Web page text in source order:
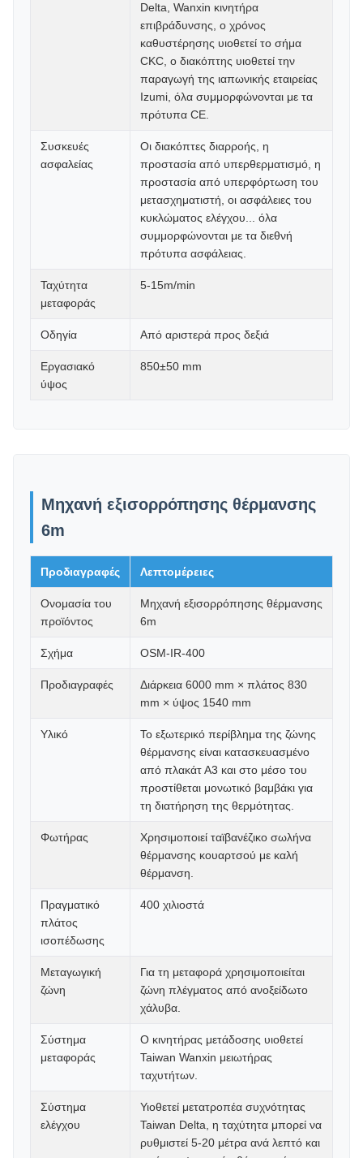
Delta, Wanxin κινητήρα
επιβράδυνσης, ο χρόνος
καθυστέρησης υιοθετεί το σήμα
CKC, ο διακόπτης υιοθετεί την
παραγωγή της ιαπωνικής εταιρείας
Izumi, όλα συμμορφώνονται με τα
πρότυπα CE.
Συσκευές
ασφαλείας
Οι διακόπτες διαρροής, η
προστασία από υπερθερματισμό, η
προστασία από υπερφόρτωση του
μετασχηματιστή, οι ασφάλειες του
κυκλώματος ελέγχου... όλα
συμμορφώνονται με τα διεθνή
πρότυπα ασφάλειας.
Ταχύτητα
μεταφοράς
5-15m/min
Οδηγία Από αριστερά προς δεξιά
Εργασιακό
ύψος
850±50 mm
Μηχανή εξισορρόπησης θέρμανσης
6m
Προδιαγραφές Λεπτομέρειες
Ονομασία του
προϊόντος
Μηχανή εξισορρόπησης θέρμανσης
6m
Σχήμα OSM-IR-400
Προδιαγραφές
Διάρκεια 6000 mm × πλάτος 830
mm × ύψος 1540 mm
Υλικό
Το εξωτερικό περίβλημα της ζώνης
θέρμανσης είναι κατασκευασμένο
από πλακάτ Α3 και στο μέσο του
προστίθεται μονωτικό βαμβάκι για
τη διατήρηση της θερμότητας.
Φωτήρας
Χρησιμοποιεί ταϊβανέζικο σωλήνα
θέρμανσης κουαρτσού με καλή
θέρμανση.
Πραγματικό
πλάτος
ισοπέδωσης
400 χιλιοστά
Μεταγωγική
ζώνη
Για τη μεταφορά χρησιμοποιείται
ζώνη πλέγματος από ανοξείδωτο
χάλυβα.
Σύστημα
μεταφοράς
Ο κινητήρας μετάδοσης υιοθετεί
Taiwan Wanxin μειωτήρας
ταχυτήτων.
Σύστημα
ελέγχου
Υιοθετεί μετατροπέα συχνότητας
Taiwan Delta, η ταχύτητα μπορεί να
ρυθμιστεί 5-20 μέτρα ανά λεπτό και